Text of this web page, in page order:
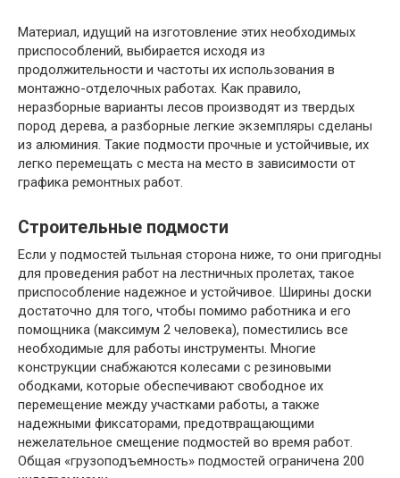
Материал, идущий на изготовление этих необходимых
приспособлений, выбирается исходя из
продолжительности и частоты их использования в
монтажно-отделочных работах. Как правило,
неразборные варианты лесов производят из твердых
пород дерева, а разборные легкие экземпляры сделаны
из алюминия. Такие подмости прочные и устойчивые, их
легко перемещать с места на место в зависимости от
графика ремонтных работ.
Строительные подмости
Если у подмостей тыльная сторона ниже, то они пригодны
для проведения работ на лестничных пролетах, такое
приспособление надежное и устойчивое. Ширины доски
достаточно для того, чтобы помимо работника и его
помощника (максимум 2 человека), поместились все
необходимые для работы инструменты. Многие
конструкции снабжаются колесами с резиновыми
ободками, которые обеспечивают свободное их
перемещение между участками работы, а также
надежными фиксаторами, предотвращающими
нежелательное смещение подмостей во время работ.
Общая «грузоподъемность» подмостей ограничена 200